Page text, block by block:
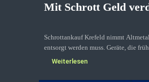
Mit Schrott Geld
Schrottankauf Krefeld nimmt
entsorgt werden muss. Geräte, die
Weiterlesen